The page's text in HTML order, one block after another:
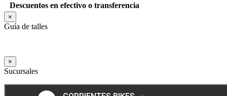
Descuentos en efectivo o transferencia
×
Guía de talles
×
Sucursales